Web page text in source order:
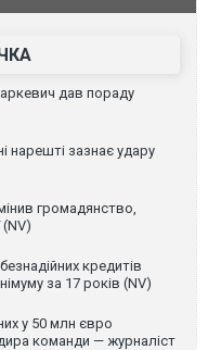
дав пораду
нарешті зазнає удару
громадянство,
(NV)
кредитів
за 17 років (NV)
у 50 млн євро
команди — журналіст